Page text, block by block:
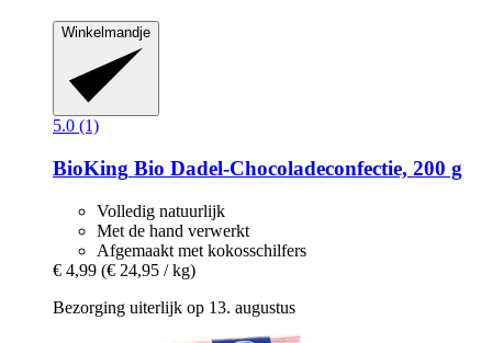
Winkelmandje
5.0 (1)
BioKing Bio Dadel-​Chocoladeconfectie, 200 g
Volledig natuurlijk
Met de hand verwerkt
Afgemaakt met kokosschilfers
€ 4,99 (€ 24,95 / kg)
Bezorging uiterlijk op 13. augustus